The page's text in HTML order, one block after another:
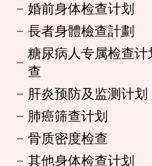
婚前身体检查计划
長者身體檢查計劃
糖尿病人专属检查
查
肝炎预防及监测计划
肺癌筛查计划
骨质密度检查
其他身体检查计划